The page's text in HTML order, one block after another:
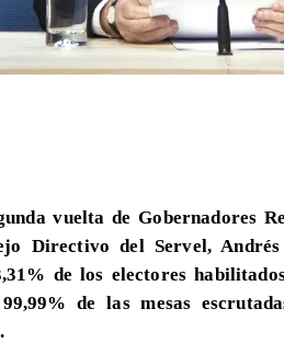
vuelta de Gobernadores
Directivo del Servel, Andrés
de los electores
99,99% de las mesas